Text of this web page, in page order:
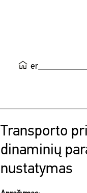
en
Transporto
dinaminių
nustatymas